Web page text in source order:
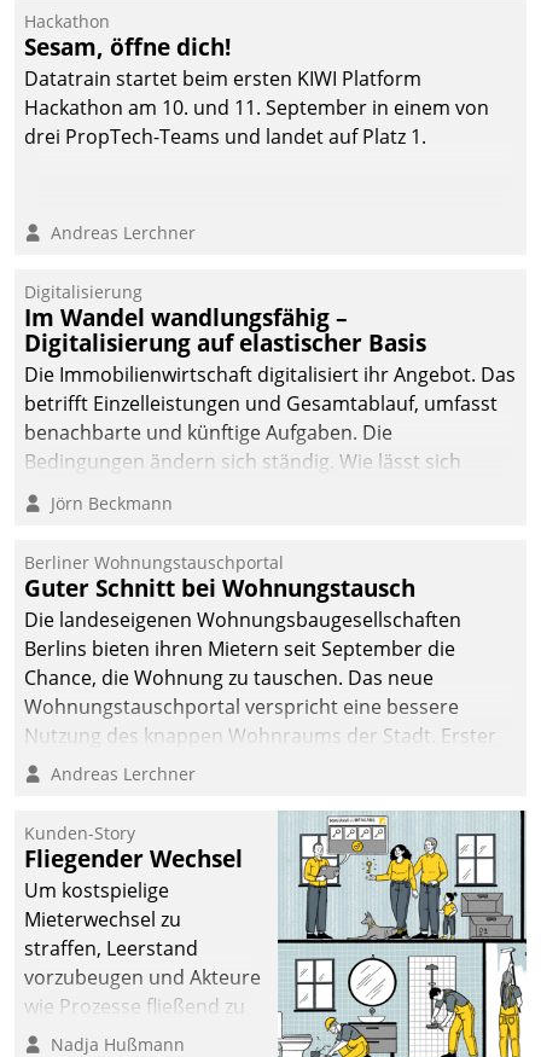
Hackathon
Sesam, öffne dich!
Datatrain startet beim ersten KIWI Platform
Hackathon am 10. und 11. September in einem von
drei PropTech-Teams und landet auf Platz 1.
Andreas Lerchner
Digitalisierung
Im Wandel wandlungsfähig –
Digitalisierung auf elastischer Basis
Die Immobilienwirtschaft digitalisiert ihr Angebot. Das
betrifft Einzelleistungen und Gesamtablauf, umfasst
benachbarte und künftige Aufgaben. Die
Bedingungen ändern sich ständig. Wie lässt sich
technisch die Kontrolle wahren und zugleich Freiraum
fürs Wachsen öffnen?
Jörn Beckmann
Berliner Wohnungstauschportal
Guter Schnitt bei Wohnungstausch
Die landeseigenen Wohnungsbaugesellschaften
Berlins bieten ihren Mietern seit September die
Chance, die Wohnung zu tauschen. Das neue
Wohnungstauschportal verspricht eine bessere
Nutzung des knappen Wohnraums der Stadt. Erster
Anwendungsfall für Datatrains Lösung API-Hub mit
Unternehmen.
Andreas Lerchner
Kunden-Story
Fliegender Wechsel
Um kostspielige
Mieterwechsel zu
straffen, Leerstand
vorzubeugen und Akteure
wie Prozesse fließend zu
vernetzen, nutzt die
Nadja Hußmann